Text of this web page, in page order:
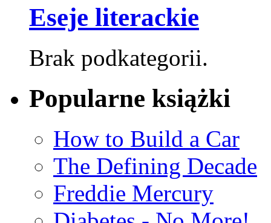
Eseje literackie
Brak podkategorii.
Popularne książki
How to Build a Car
The Defining Decade
Freddie Mercury